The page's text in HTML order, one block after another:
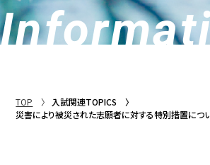
TOP
入試関連TOPICS
災害により被災された志願者に対する特別措置につ